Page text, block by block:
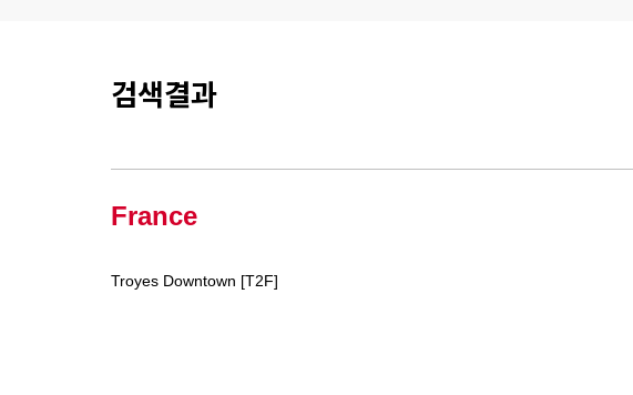
검색결과
France
Troyes Downtown [T2F]